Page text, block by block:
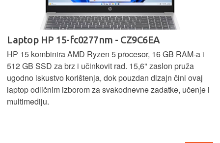
Laptop HP 15-fc0277nm - CZ9C6EA
HP 15 kombinira AMD Ryzen 5 procesor, 16 GB RAM-a i
512 GB SSD za brz i učinkovit rad. 15,6" zaslon pruža
ugodno iskustvo korištenja, dok pouzdan dizajn čini ovaj
laptop odličnim izborom za svakodnevne zadatke, učenje i
multimediju.